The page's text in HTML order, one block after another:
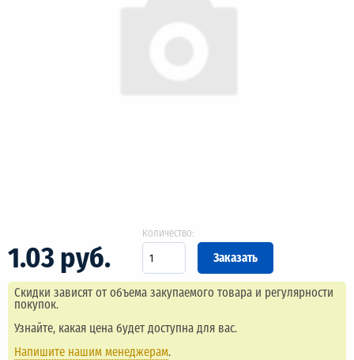
1.03 руб.
Количество:
Скидки зависят от объема закупаемого товара и регулярности
покупок.
Узнайте, какая цена будет доступна для вас.
Напишите нашим менеджерам.